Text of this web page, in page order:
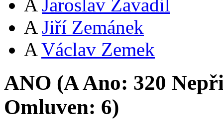
A Jaroslav Zavadil
A Jiří Zemánek
A Václav Zemek
ANO (AAno: 320
Omluven: 6)